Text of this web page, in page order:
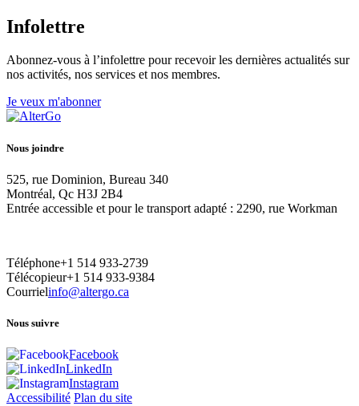
Infolettre
Abonnez-vous à l’infolettre pour recevoir les dernières actualités sur
nos activités, nos services et nos membres.
Je veux m'abonner
Nous joindre
525, rue Dominion, Bureau 340
Montréal, Qc H3J 2B4
Entrée accessible et pour le transport adapté : 2290, rue Workman
Téléphone+1 514 933-2739
Télécopieur+1 514 933-9384
Courrielinfo@altergo.ca
Nous suivre
Facebook
LinkedIn
Instagram
Accessibilité Plan du site